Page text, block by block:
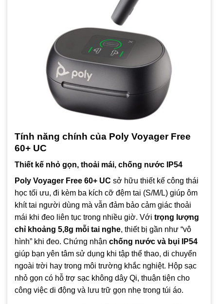
Tính năng chính của Poly Voyager Free
60+ UC
Thiết kế nhỏ gọn, thoải mái, chống nước IP54
Poly Voyager Free 60+ UC sở hữu thiết kế công thái
học tối ưu, đi kèm ba kích cỡ đệm tai (S/M/L) giúp ôm
khít tai người dùng mà vẫn đảm bảo cảm giác thoải
mái khi đeo liên tục trong nhiều giờ. Với trọng lượng
chỉ khoảng 5,8g mỗi tai nghe, thiết bị gần như “vô
hình” khi đeo. Chứng nhận chống nước và bụi IP54
giúp bạn yên tâm sử dụng khi tập thể thao, di chuyển
ngoài trời hay trong môi trường khắc nghiệt. Hộp sạc
nhỏ gọn có hỗ trợ sạc không dây Qi, thuận tiện cho
công việc di động và lưu trữ gọn nhẹ trong túi áo.